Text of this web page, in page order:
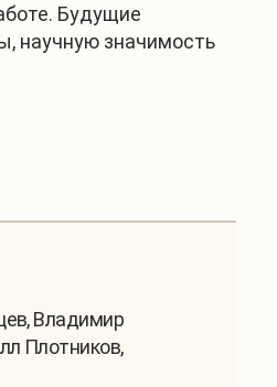
Будущие
научную значимость
Владимир
Плотников,